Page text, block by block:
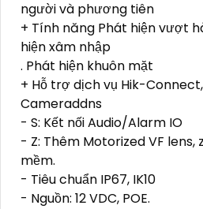
người và phương tiên
+ Tính năng Phát hiện vượt
hiện xâm nhập
. Phát hiện khuôn mặt
+ Hỗ trợ dịch vụ Hik-
Cameraddns
- S: Kết nối Audio/Alarm IO
- Z: Thêm Motorized VF lens,
mềm.
- Tiêu chuẩn IP67, IK10
- Nguồn: 12 VDC, POE.